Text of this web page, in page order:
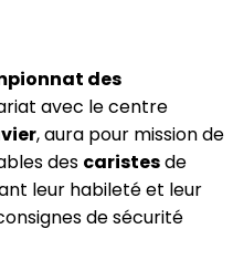
des
avec le centre
, aura pour mission de
des caristesde
leur habileté et leur
de sécurité